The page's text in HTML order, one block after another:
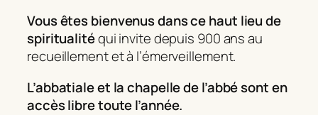
Vous êtes bienvenus dans ce haut lieu de
spiritualitéqui invite depuis 900 ans au
recueillement et à l’émerveillement.
L’abbatiale et la chapelle de l’abbé sont en
accès libre toute l’année.